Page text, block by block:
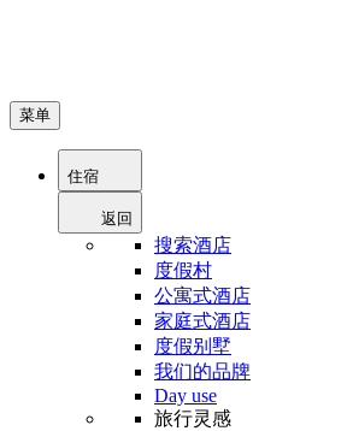
菜单
住宿
返回
搜索酒店
度假村
公寓式酒店
家庭式酒店
度假别墅
我们的品牌
Day use
旅行灵感